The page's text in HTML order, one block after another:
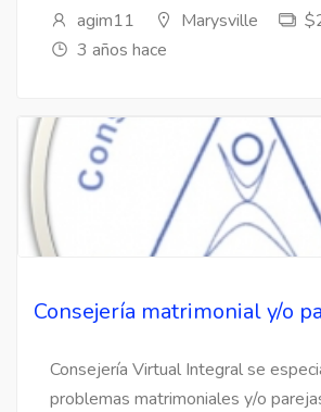
agim11
Marysville
3 años hace
Consejería matrimonial y/o
Consejería Virtual Integral se
problemas matrimoniales y/o